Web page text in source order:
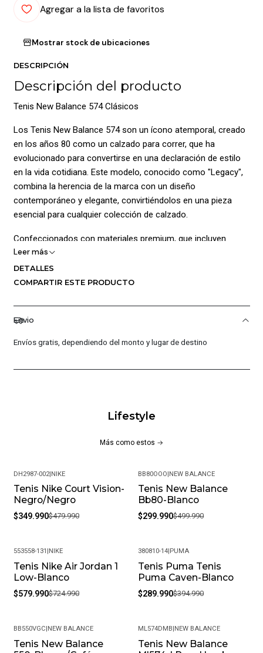
Agregar a la lista de favoritos
Mostrar stock de ubicaciones
DESCRIPCIÓN
Descripción del producto
Tenis New Balance 574 Clásicos
Los Tenis New Balance 574 son un ícono atemporal, creado
en los años 80 como un calzado para correr, que ha
evolucionado para convertirse en una declaración de estilo
en la vida cotidiana. Este modelo, conocido como "Legacy",
combina la herencia de la marca con un diseño
contemporáneo y elegante, convirtiéndolos en una pieza
esencial para cualquier colección de calzado.
Confeccionados con materiales premium, que incluyen
gamuzas, textiles y mallas sintéticas, los 574 ofrecen una
comodidad excepcional y un acabado atractivo. La media
suela cuenta con amortiguación en EVA de doble densidad,
confortable, mientras que el soporte en TPU en la parte
externa del talón asegura una estabilidad adicional en cada
paso.
Evitar el uso de detergentes, aceites o blanqueadores.
Para limpiar, utilizar un cepillo suave, seco y limpio.
Composición:
Capellada: 68% Cuero, 18% Sintético, 14% Textil (Malla)
Suela: 100% Caucho
Plantilla: 100% Poliéster
Los Tenis New Balance 574 son más que calzado; son una
Leer más
DETALLES
COMPARTIR ESTE PRODUCTO
Envio
Envíos gratis, dependiendo del monto y lugar de destino
Lifestyle
Más como estos
-27%
DH2987-002|NIKE
Tenis Nike Court Vision-
Negro/Negro
$349.990$479.990
-40%
BB80OOO|NEW BALANCE
Tenis New Balance
Bb80-Blanco
$299.990$499.990
-20%
553558-131 NIKE
Tenis Nike Air Jordan 1
Low-Blanco
$579.990$724.990
-27%
380810-14 PUMA
Tenis Puma Tenis
Puma Caven-Blanco
$289.990$394.990
-24%
BB550VGC NEW BALANCE
Tenis New Balance
-39%
ML574DMB NEW BALANCE
Tenis New Balance